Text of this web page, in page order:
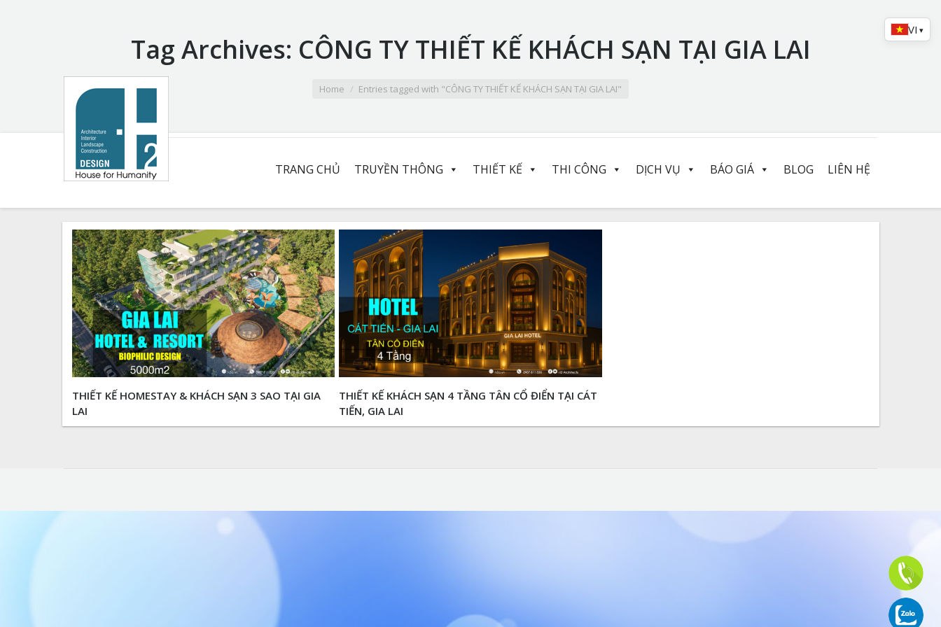
Tag Archives: CÔNG TY THIẾT KẾ KHÁCH SẠN TẠI GIA LAI
You are here:
Home Entries tagged with "CÔNG TY THIẾT KẾ KHÁCH SẠN TẠI GIA LAI"
TRANG CHỦ TRUYỀN THÔNG THIẾT KẾ THI CÔNG DỊCH VỤ BÁO GIÁ BLOG LIÊN HỆ
THIẾT KẾ HOMESTAY & KHÁCH SẠN 3 SAO TẠI GIA
LAI
THIẾT KẾ KHÁCH SẠN 4 TẦNG TÂN CỔ ĐIỂN TẠI CÁT
TIẾN, GIA LAI
VI ▾